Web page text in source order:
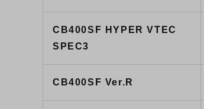
CB400SF HYPER VTEC
SPEC3
CB400SF Ver.R